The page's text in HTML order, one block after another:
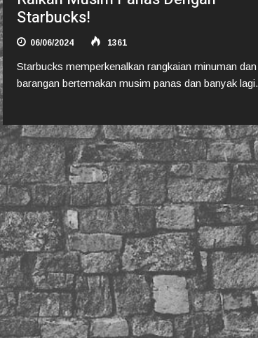
Starbucks!
06/06/2024 1361
Starbucks memperkenalkan rangkaian minuman dan
barangan bertemakan musim panas dan banyak lagi.